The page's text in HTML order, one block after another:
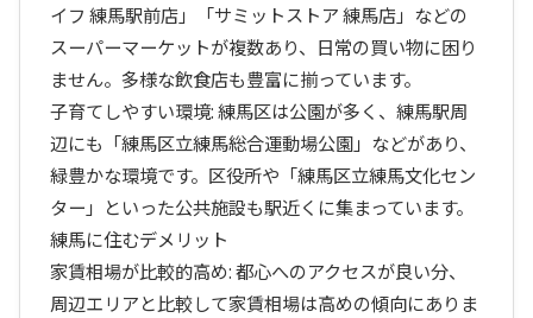
イフ 練馬駅前店」「サミットストア 練馬店」などの
スーパーマーケットが複数あり、日常の買い物に困り
ません。多様な飲食店も豊富に揃っています。
子育てしやすい環境: 練馬区は公園が多く、練馬駅周
辺にも「練馬区立練馬総合運動場公園」などがあり、
緑豊かな環境です。区役所や「練馬区立練馬文化セン
ター」といった公共施設も駅近くに集まっています。
練馬に住むデメリット
家賃相場が比較的高め: 都心へのアクセスが良い分、
周辺エリアと比較して家賃相場は高めの傾向にありま